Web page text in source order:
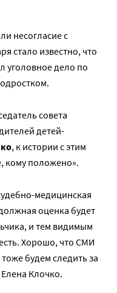
несогласие с
стало известно, что
уголовное дело по
совета
детей-
, к истории с этим
кому положено».
медицинская
оценка будет
и тем видимым
Хорошо, что СМИ
будем следить за
Клочко.